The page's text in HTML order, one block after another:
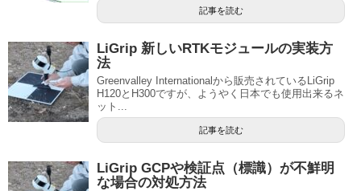
記事を読む
LiGrip 新しいRTKモジュールの実装方
法
Greenvalley Internationalから販売されているLiGrip
H120とH300ですが、ようやく日本でも使用出来るネ
ット...
記事を読む
LiGrip GCPや検証点（標識）が不鮮明
な場合の対処方法